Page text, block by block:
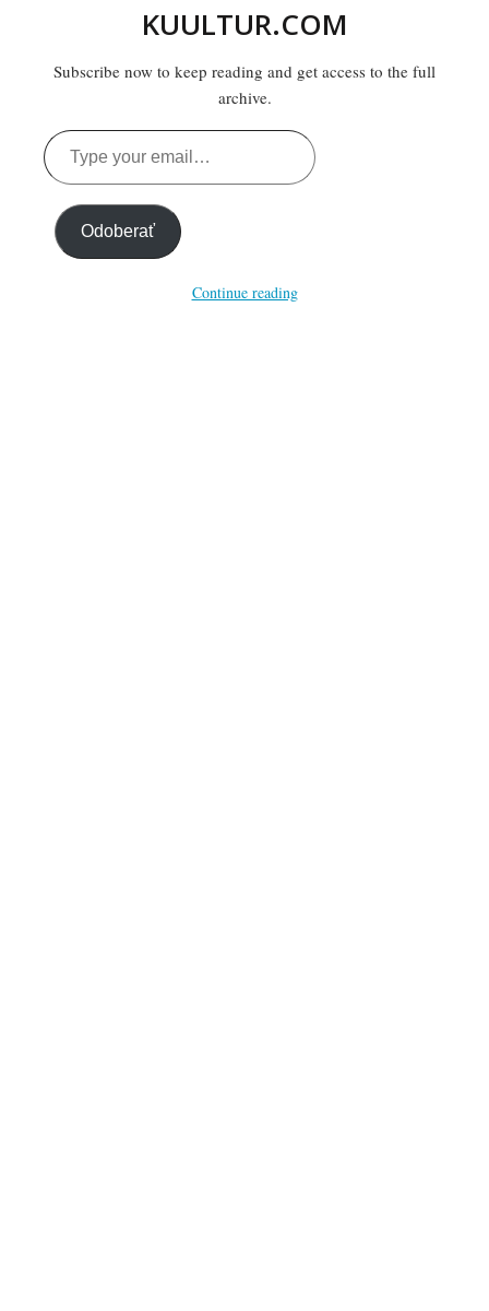
KUULTUR.COM
Subscribe now to keep reading and get access to the full
archive.
Type
your
email…
Odoberať
Continue reading